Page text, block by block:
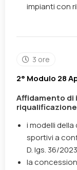
impianti con
3 ore
2° Modulo 28
Affidamento di
i modelli
sportivi a
D. lgs. 36/2023
la